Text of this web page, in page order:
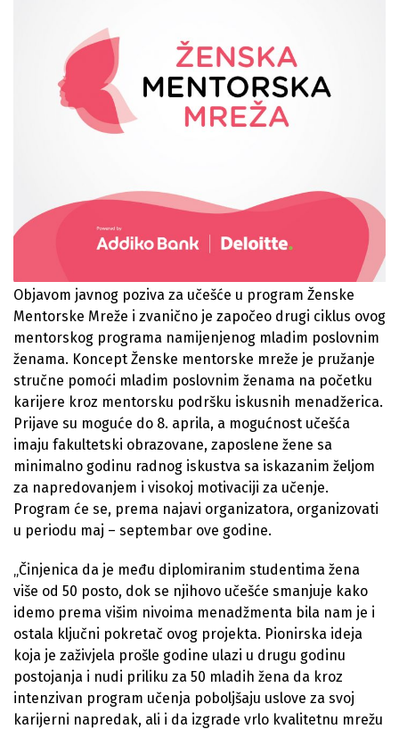
Objavom javnog poziva za učešće u program Ženske
Mentorske Mreže i zvanično je započeo drugi ciklus ovog
mentorskog programa namijenjenog mladim poslovnim
ženama. Koncept Ženske mentorske mreže je pružanje
stručne pomoći mladim poslovnim ženama na početku
karijere kroz mentorsku podršku iskusnih menadžerica.
Prijave su moguće do 8. aprila, a mogućnost učešća
imaju fakultetski obrazovane, zaposlene žene sa
minimalno godinu radnog iskustva sa iskazanim željom
za napredovanjem i visokoj motivaciji za učenje.
Program će se, prema najavi organizatora, organizovati
u periodu maj – septembar ove godine.
„Činjenica da je među diplomiranim studentima žena
više od 50 posto, dok se njihovo učešće smanjuje kako
idemo prema višim nivoima menadžmenta bila nam je i
ostala ključni pokretač ovog projekta. Pionirska ideja
koja je zaživjela prošle godine ulazi u drugu godinu
postojanja i nudi priliku za 50 mladih žena da kroz
intenzivan program učenja poboljšaju uslove za svoj
karijerni napredak, ali i da izgrade vrlo kvalitetnu mrežu